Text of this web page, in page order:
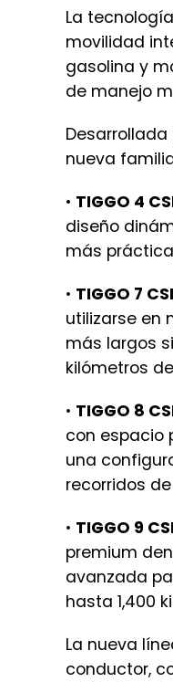
La
movilidad
gasolina y
de manejo
nueva
• TIGGO 4
diseño
más
• TIGGO 7
utilizarse en
más largos
kilómetros
• TIGGO 8
con espacio
una
recorridos
• TIGGO 9
premium
avanzada
hasta 1,400
La nueva
conductor,